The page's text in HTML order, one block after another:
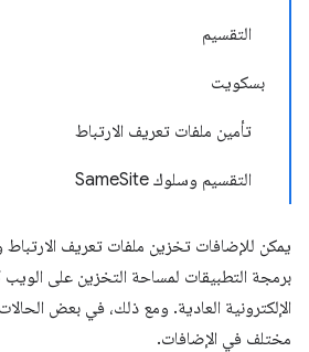
التقسيم
بسكويت
تأمين ملفات تعريف الارتباط
التقسيم وسلوك SameSite
يمكن للإضافات تخزين ملفات تعريف
برمجة التطبيقات لمساحة التخزين على الويب
الإلكترونية العادية. ومع ذلك، في بعض
مختلف في الإضافات.